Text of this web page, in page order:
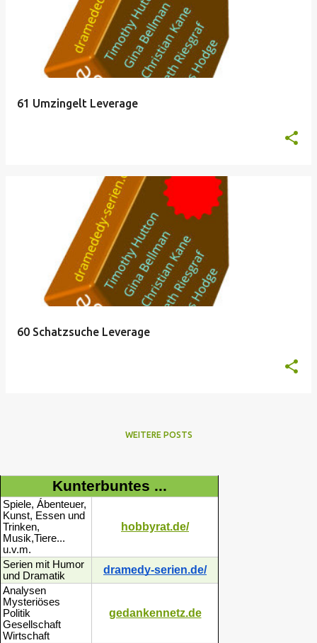
61 Umzingelt Leverage
60 Schatzsuche Leverage
WEITERE POSTS
Kunterbuntes ...
Spiele, Ábenteuer,
Kunst, Essen und
Trinken,
Musik,Tiere...
u.v.m.
hobbyrat.de/
Serien mit Humor
und Dramatik
dramedy-serien.de/
Analysen
Mysteriöses
Politik
Gesellschaft
Wirtschaft
gedankennetz.de